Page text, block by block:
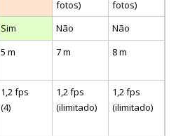
fotos)
fotos)
Sim Não
Não
5 m 7 m 8 m
1,2 fps
(4)
1,2 fps
(ilimitado)
1,2 fps
(ilimitado)